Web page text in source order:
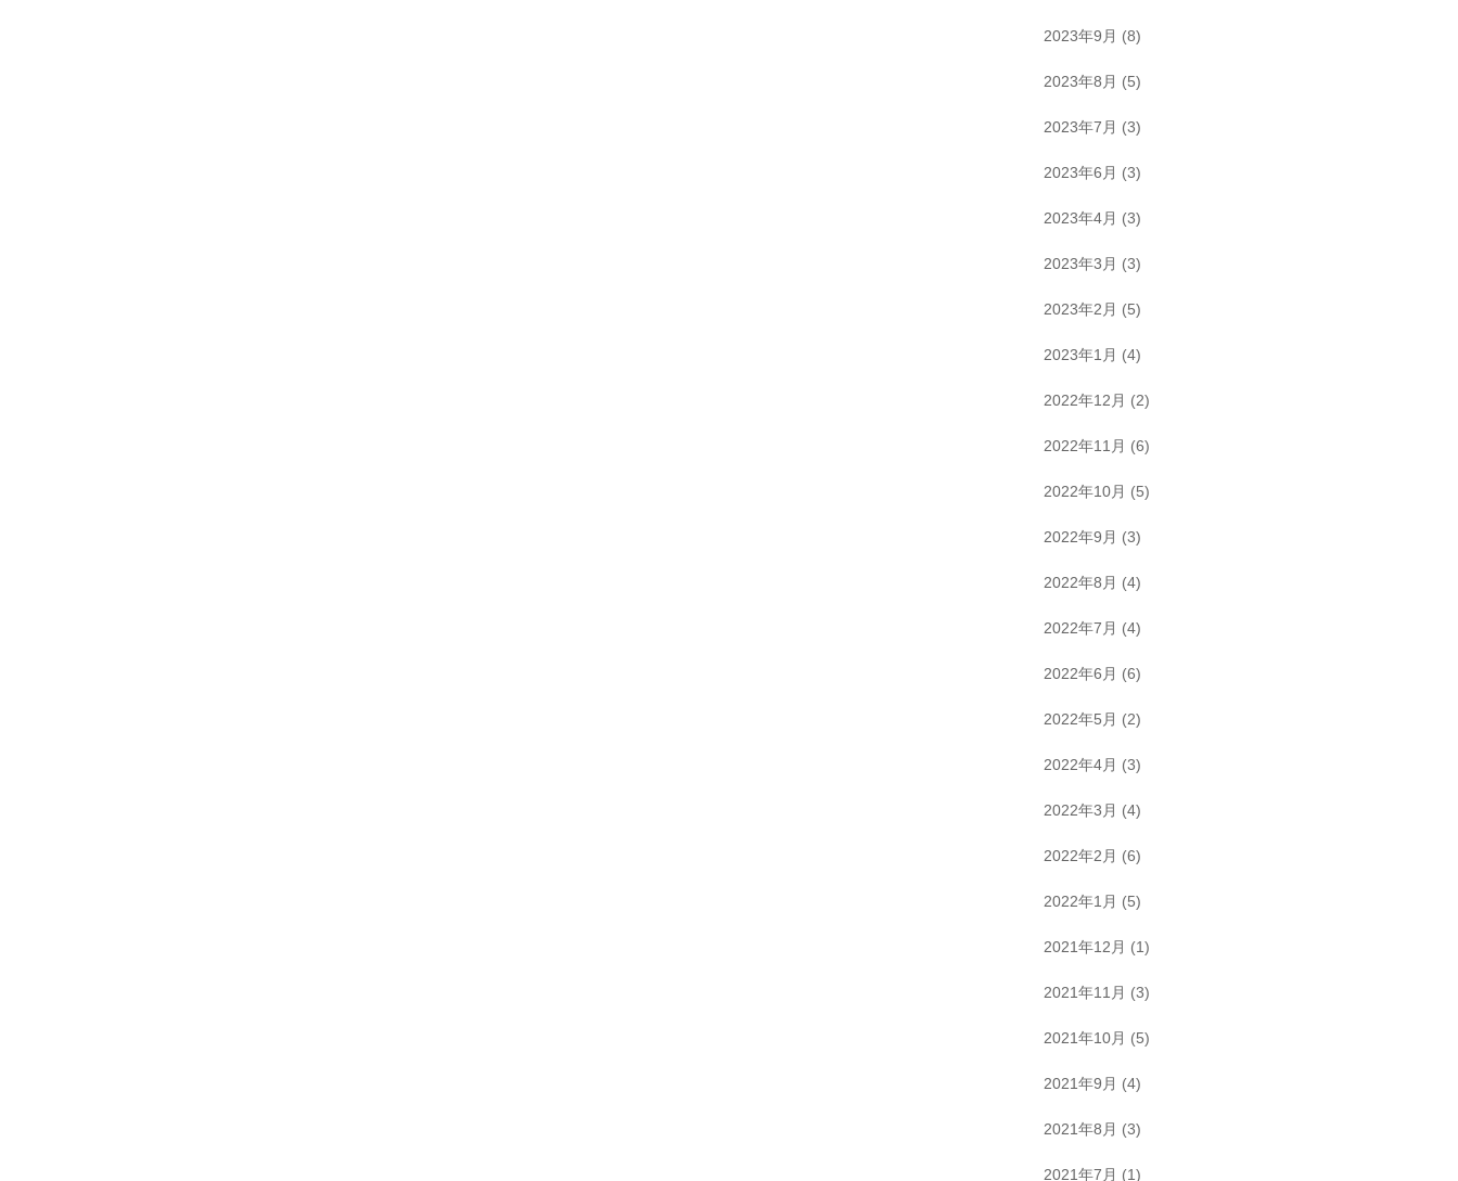
2023年9月 (8)
2023年8月 (5)
2023年7月 (3)
2023年6月 (3)
2023年4月 (3)
2023年3月 (3)
2023年2月 (5)
2023年1月 (4)
2022年12月 (2)
2022年11月 (6)
2022年10月 (5)
2022年9月 (3)
2022年8月 (4)
2022年7月 (4)
2022年6月 (6)
2022年5月 (2)
2022年4月 (3)
2022年3月 (4)
2022年2月 (6)
2022年1月 (5)
2021年12月 (1)
2021年11月 (3)
2021年10月 (5)
2021年9月 (4)
2021年8月 (3)
2021年7月 (1)